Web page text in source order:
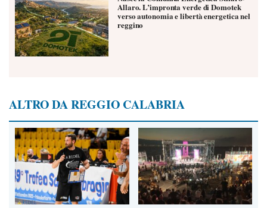
Allaro. L’impronta verde di Domotek
verso autonomia e libertà energetica nel
reggino
ALTRO DA REGGIO CALABRIA